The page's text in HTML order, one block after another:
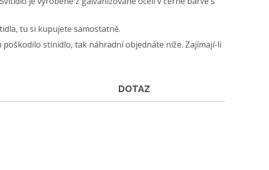
tu si kupujete samostatně.
stínidlo, tak náhradní objednáte níže. Zajímají-li
DOTAZ